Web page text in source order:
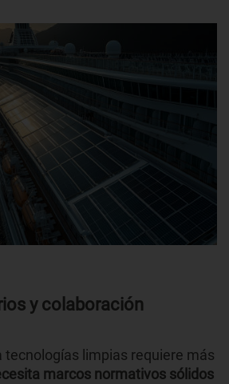
y colaboración
tecnologías limpias requiere más
marcos normativos sólidos